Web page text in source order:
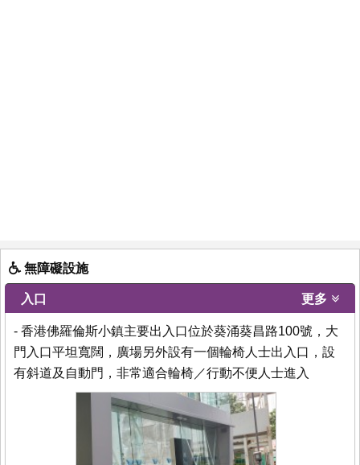
無障礙設施
入口 更多
- 香港佛羅倫斯小鎮主要出入口位於葵涌葵昌路100號，大
門入口平坦寬闊，廣場另外設有一個輪椅人士出入口，設
有斜道及自動門，非常適合輪椅／行動不便人士進入